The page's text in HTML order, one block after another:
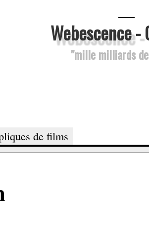
Webescence -
"mille milliards
de films